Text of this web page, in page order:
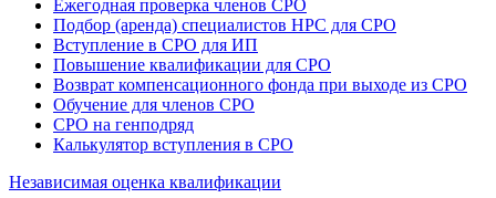
Ежегодная проверка членов СРО
Подбор (аренда) специалистов НРС для СРО
Вступление в СРО для ИП
Повышение квалификации для СРО
Возврат компенсационного фонда при выходе из СРО
Обучение для членов СРО
СРО на генподряд
Калькулятор вступления в СРО
Независимая оценка квалификации